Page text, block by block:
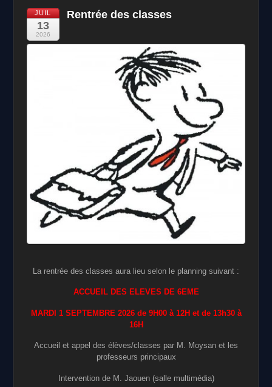
JUIL
13
2026
Rentrée des classes
La rentrée des classes aura lieu selon le planning suivant :
ACCUEIL DES ELEVES DE 6EME
MARDI 1 SEPTEMBRE 2026 de 9H00 à 12H et de 13h30 à
16H
Accueil et appel des élèves/classes par M. Moysan et les
professeurs principaux
Intervention de M. Jaouen (salle multimédia)